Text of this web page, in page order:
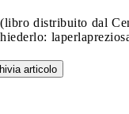
distribuito dal
articolo